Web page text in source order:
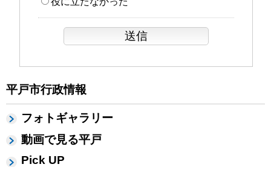
平戸市行政情報
フォトギャラリー
動画で見る平戸
Pick UP